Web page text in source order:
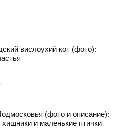
вислоухий кот (фото):
(фото и описание):
хищники и маленькие птички